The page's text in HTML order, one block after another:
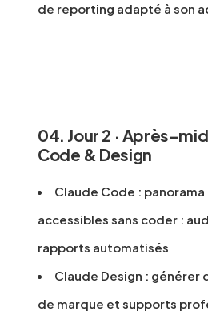
de reporting adapté à son
04. Jour 2 · Après-
Code & Design
Claude Code : panorama
accessibles sans coder :
rapports automatisés
Claude Design : générer
de marque et supports